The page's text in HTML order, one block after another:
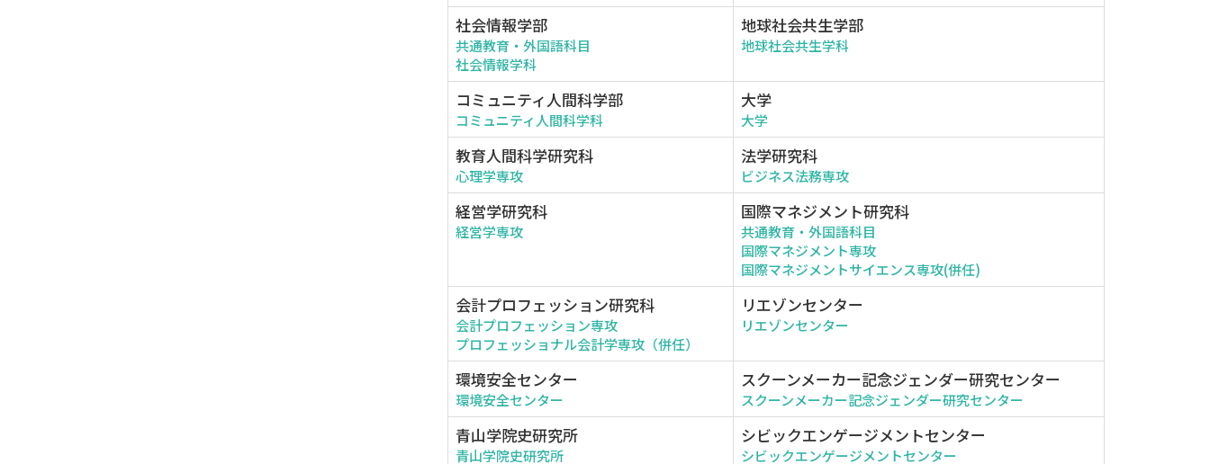
社会情報学部
共通教育・外国語科目
社会情報学科
地球社会共生学部
地球社会共生学科
コミュニティ人間科学部
コミュニティ人間科学科
大学
大学
教育人間科学研究科
心理学専攻
法学研究科
ビジネス法務専攻
経営学研究科
経営学専攻
国際マネジメント研究科
共通教育・外国語科目
国際マネジメント専攻
国際マネジメントサイエンス専攻(併任)
会計プロフェッション研究科
会計プロフェッション専攻
プロフェッショナル会計学専攻（併任）
リエゾンセンター
リエゾンセンター
環境安全センター
環境安全センター
スクーンメーカー記念ジェンダー研究センター
スクーンメーカー記念ジェンダー研究センター
青山学院史研究所
青山学院史研究所
シビックエンゲージメントセンター
シビックエンゲージメントセンター